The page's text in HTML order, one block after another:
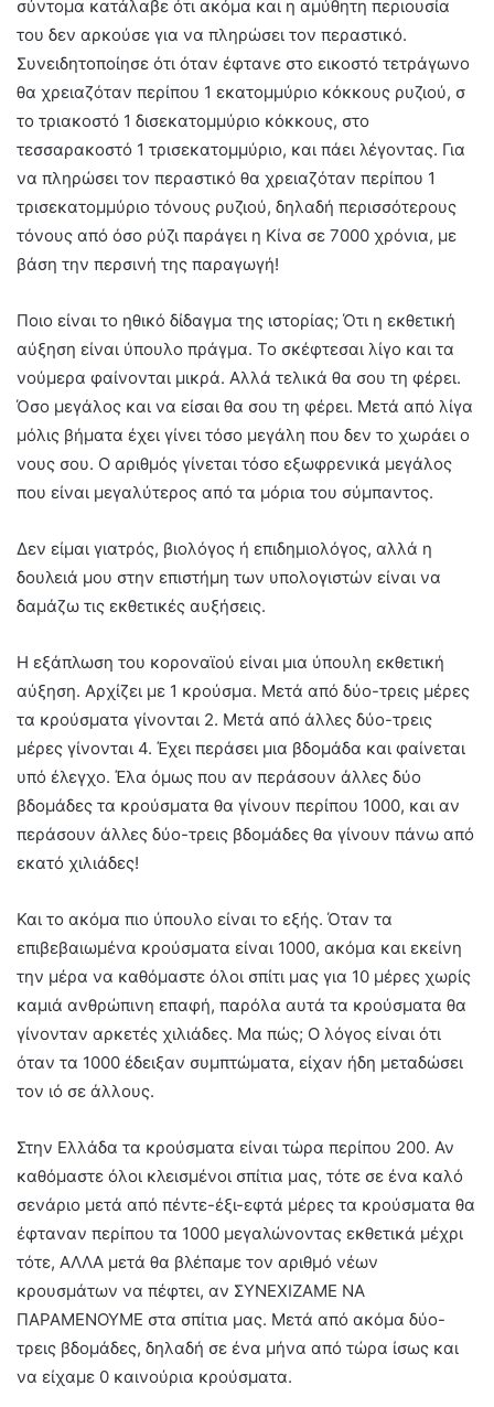
σύντομα κατάλαβε ότι ακόμα και η αμύθητη περιουσία
του δεν αρκούσε για να πληρώσει τον περαστικό.
Συνειδητοποίησε ότι όταν έφτανε στο εικοστό τετράγωνο
θα χρειαζόταν περίπου 1 εκατομμύριο κόκκους ρυζιού, σ
το τριακοστό 1 δισεκατομμύριο κόκκους, στο
τεσσαρακοστό 1 τρισεκατομμύριο, και πάει λέγοντας. Για
να πληρώσει τον περαστικό θα χρειαζόταν περίπου 1
τρισεκατομμύριο τόνους ρυζιού, δηλαδή περισσότερους
τόνους από όσο ρύζι παράγει η Κίνα σε 7000 χρόνια, με
βάση την περσινή της παραγωγή!
Ποιο είναι το ηθικό δίδαγμα της ιστορίας; Ότι η εκθετική
αύξηση είναι ύπουλο πράγμα. Το σκέφτεσαι λίγο και τα
νούμερα φαίνονται μικρά. Αλλά τελικά θα σου τη φέρει.
Όσο μεγάλος και να είσαι θα σου τη φέρει. Μετά από λίγα
μόλις βήματα έχει γίνει τόσο μεγάλη που δεν το χωράει ο
νους σου. Ο αριθμός γίνεται τόσο εξωφρενικά μεγάλος
που είναι μεγαλύτερος από τα μόρια του σύμπαντος.
Δεν είμαι γιατρός, βιολόγος ή επιδημιολόγος, αλλά η
δουλειά μου στην επιστήμη των υπολογιστών είναι να
δαμάζω τις εκθετικές αυξήσεις.
Η εξάπλωση του κοροναϊού είναι μια ύπουλη εκθετική
αύξηση. Αρχίζει με 1 κρούσμα. Μετά από δύο-τρεις μέρες
τα κρούσματα γίνονται 2. Μετά από άλλες δύο-τρεις
μέρες γίνονται 4. Έχει περάσει μια βδομάδα και φαίνεται
υπό έλεγχο. Έλα όμως που αν περάσουν άλλες δύο
βδομάδες τα κρούσματα θα γίνουν περίπου 1000, και αν
περάσουν άλλες δύο-τρεις βδομάδες θα γίνουν πάνω από
εκατό χιλιάδες!
Και το ακόμα πιο ύπουλο είναι το εξής. Όταν τα
επιβεβαιωμένα κρούσματα είναι 1000, ακόμα και εκείνη
την μέρα να καθόμαστε όλοι σπίτι μας για 10 μέρες χωρίς
καμιά ανθρώπινη επαφή, παρόλα αυτά τα κρούσματα θα
γίνονταν αρκετές χιλιάδες. Μα πώς; Ο λόγος είναι ότι
όταν τα 1000 έδειξαν συμπτώματα, είχαν ήδη μεταδώσει
τον ιό σε άλλους.
Στην Ελλάδα τα κρούσματα είναι τώρα περίπου 200. Αν
καθόμαστε όλοι κλεισμένοι σπίτια μας, τότε σε ένα καλό
σενάριο μετά από πέντε-έξι-εφτά μέρες τα κρούσματα θα
έφταναν περίπου τα 1000 μεγαλώνοντας εκθετικά μέχρι
τότε, ΑΛΛΑ μετά θα βλέπαμε τον αριθμό νέων
κρουσμάτων να πέφτει, αν ΣΥΝΕΧΙΖΑΜΕ ΝΑ
ΠΑΡΑΜΕΝΟΥΜΕ στα σπίτια μας. Μετά από ακόμα δύο-
τρεις βδομάδες, δηλαδή σε ένα μήνα από τώρα ίσως και
να είχαμε 0 καινούρια κρούσματα.